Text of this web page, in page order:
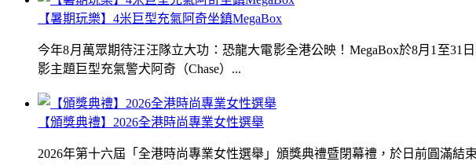
【暑期玩樂】4米巨型充氣阿奇坐鎮MegaBox
今年8月萬眾期待汪汪隊立大功：恐龍大電影全港公映！MegaBox於8月1至
影主題巨型充氣警犬阿奇（Chase）...
【頒獎典禮】2026全港時尚專業女性選舉
2026年第十六屆「全港時尚專業女性選舉」頒獎典禮暨閉幕禮，於日前圓滿